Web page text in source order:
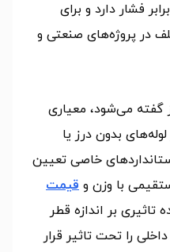
فشار دارد و برای
در پروژه‌های صنعتی و
گفته می‌شود، معیاری
بدون درز یا
خاصی تعیین
با وزن و قیمت
تاثیری بر اندازه قطر
را تحت تاثیر قرار